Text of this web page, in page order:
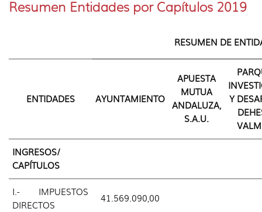
Resumen Entidades por Capítulos 2019
RESUMEN DE
ENTIDADES AYUNTAMIENTO
APUESTA
MUTUA
ANDALUZA,
S.A.U.
Y
INGRESOS/
CAPÍTULOS
I.- IMPUESTOS
DIRECTOS
41.569.090,00